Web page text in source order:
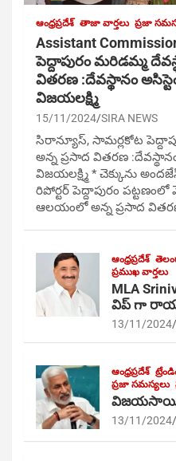
ఆంధ్రప్రదేశ్ తాజా వార్తలు ప్రజా
Assistant
పెద్దాపురం మరిడమ్మ
వితరణ :దేవస్థానం
విజయలక్ష్మి
15/11/2024 SIRA NEWS
సిరాన్యూస్, సామర్లకోట
అన్న ప్రసాద వితరణ
విజయలక్ష్మి * చెక్కును
రిపోర్టర్ పెద్దాపురం
ఆలయంలో అన్న ప్రసాద వితరణ
ఆంధ్రప్రదేశ్
ప్రముఖ వార్తలు
MLA
విప్ గా
13/11/2024
ఆంధ్రప్రదేశ్
ప్రజా సమస్యలు
13/11/2024